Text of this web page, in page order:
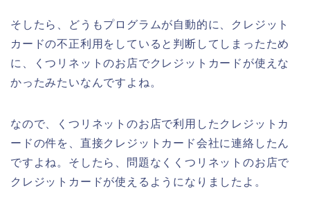
そしたら、どうもプログラムが自動的に、クレジット
カードの不正利用をしていると判断してしまったため
に、くつリネットのお店でクレジットカードが使えな
かったみたいなんですよね。
なので、くつリネットのお店で利用したクレジットカ
ードの件を、直接クレジットカード会社に連絡したん
ですよね。そしたら、問題なくくつリネットのお店で
クレジットカードが使えるようになりましたよ。